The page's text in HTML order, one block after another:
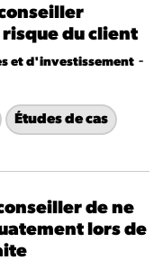
du client
et d'investissement -
Études de cas
de ne
lors de